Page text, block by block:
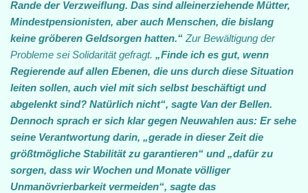
Rande der Verzweiflung. Das sind alleinerziehende Mütter,
Mindestpensionisten, aber auch Menschen, die bislang
keine gröberen Geldsorgen hatten.“ Zur Bewältigung der
Probleme sei Solidarität gefragt. „Finde ich es gut, wenn
Regierende auf allen Ebenen, die uns durch diese Situation
leiten sollen, auch viel mit sich selbst beschäftigt und
abgelenkt sind? Natürlich nicht“, sagte Van der Bellen.
Dennoch sprach er sich klar gegen Neuwahlen aus: Er sehe
seine Verantwortung darin, „gerade in dieser Zeit die
größtmögliche Stabilität zu garantieren“ und „dafür zu
sorgen, dass wir Wochen und Monate völliger
Unmanövrierbarkeit vermeiden“, sagte das